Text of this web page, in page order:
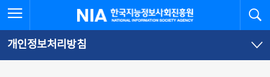
바로가기
바로가기
한국지능정보사회진흥원
개인정보처리방침